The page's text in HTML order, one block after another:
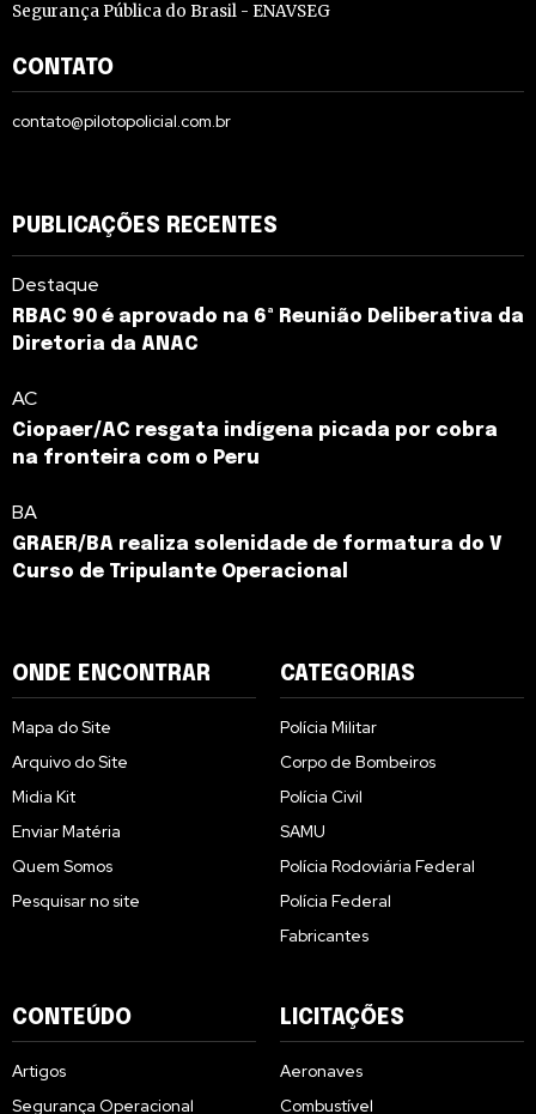
Segurança Pública do Brasil - ENAVSEG
CONTATO
contato@pilotopolicial.com.br
PUBLICAÇÕES RECENTES
Destaque
RBAC 90 é aprovado na 6ª Reunião Deliberativa da
Diretoria da ANAC
AC
Ciopaer/AC resgata indígena picada por cobra
na fronteira com o Peru
BA
GRAER/BA realiza solenidade de formatura do V
Curso de Tripulante Operacional
ONDE ENCONTRAR
Mapa do Site
Arquivo do Site
Midia Kit
Enviar Matéria
Quem Somos
Pesquisar no site
CATEGORIAS
Polícia Militar
Corpo de Bombeiros
Polícia Civil
SAMU
Polícia Rodoviária Federal
Polícia Federal
Fabricantes
CONTEÚDO
Artigos
Segurança Operacional
LICITAÇÕES
Aeronaves
Combustível